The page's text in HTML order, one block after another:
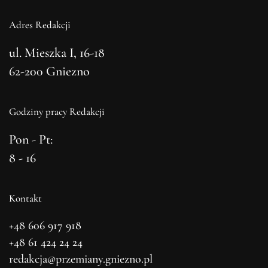
Adres Redakcji
ul. Mieszka I, 16-18
62-200 Gniezno
Godziny pracy Redakcji
Pon - Pt:
8 - 16
Kontakt
+48 606 917 918
+48 61 424 24 24
redakcja@przemiany.gniezno.pl